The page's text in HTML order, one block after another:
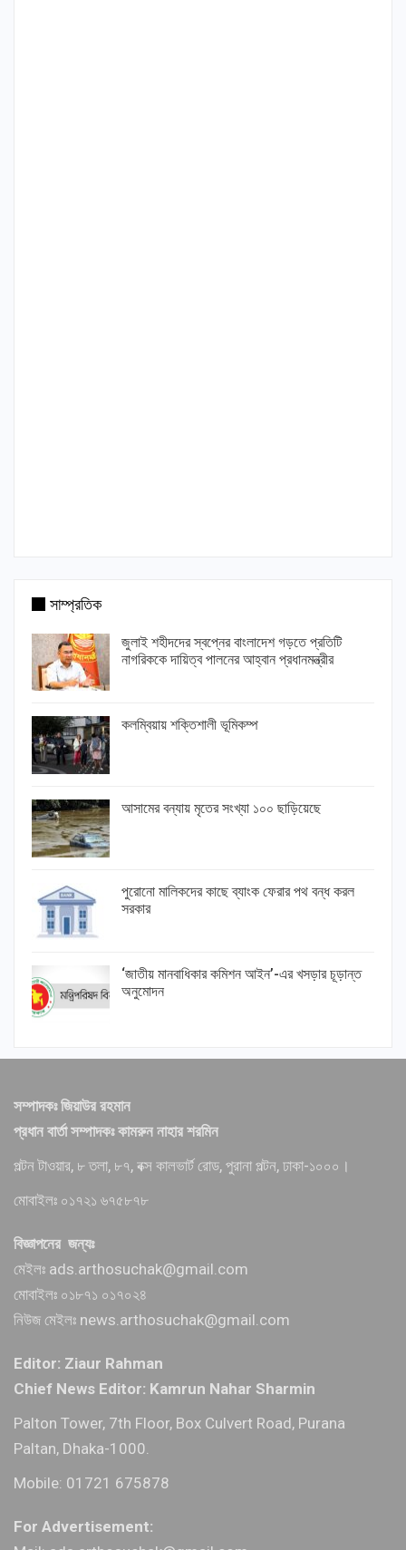
সাম্প্রতিক
জুলাই শহীদদের স্বপ্নের বাংলাদেশ গড়তে প্রতিটি
নাগরিককে দায়িত্ব পালনের আহ্বান প্রধানমন্ত্রীর
কলম্বিয়ায় শক্তিশালী ভূমিকম্প
আসামের বন্যায় মৃতের সংখ্যা ১০০ ছাড়িয়েছে
পুরোনো মালিকদের কাছে ব্যাংক ফেরার পথ বন্ধ করল
সরকার
‘জাতীয় মানবাধিকার কমিশন আইন’-এর খসড়ার চূড়ান্ত
অনুমোদন
সম্পাদকঃ জিয়াউর রহমান
প্রধান বার্তা সম্পাদকঃ কামরুন নাহার শরমিন
পল্টন টাওয়ার, ৮ তলা, ৮৭, বক্স কালভার্ট রোড, পুরানা পল্টন, ঢাকা-১০০০।
মোবাইলঃ ০১৭২১ ৬৭৫৮৭৮
বিজ্ঞাপনের জন্যঃ
মেইলঃ ads.arthosuchak@gmail.com
মোবাইলঃ ০১৮৭১ ০১৭০২৪
নিউজ মেইলঃ news.arthosuchak@gmail.com
Editor: Ziaur Rahman
Chief News Editor: Kamrun Nahar Sharmin
Palton Tower, 7th Floor, Box Culvert Road, Purana
Paltan, Dhaka-1000.
Mobile: 01721 675878
For Advertisement: